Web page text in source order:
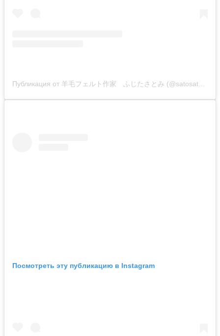
Посмотреть эту публикацию в Instagram